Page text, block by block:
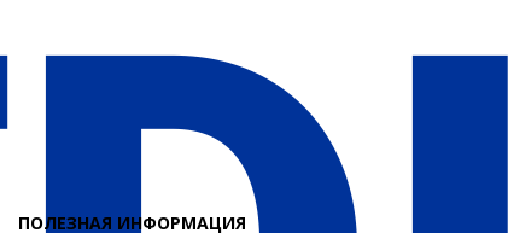
ПОЛЕЗНАЯ ИНФОРМАЦИЯ